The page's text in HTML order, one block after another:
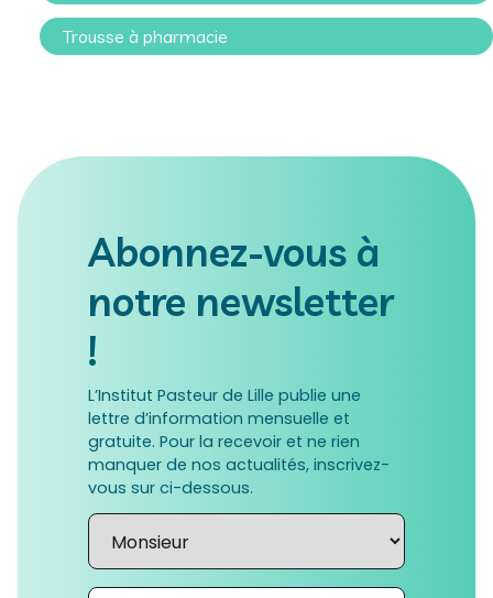
Trousse à pharmacie
Abonnez-vous à
notre newsletter
!
L’Institut Pasteur de Lille publie une
lettre d’information mensuelle et
gratuite. Pour la recevoir et ne rien
manquer de nos actualités, inscrivez-
vous sur ci-dessous.